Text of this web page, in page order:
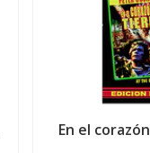
En el